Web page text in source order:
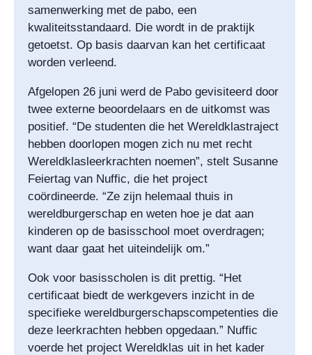
samenwerking met de pabo, een
kwaliteitsstandaard. Die wordt in de praktijk
getoetst. Op basis daarvan kan het certificaat
worden verleend.
Afgelopen 26 juni werd de Pabo gevisiteerd door
twee externe beoordelaars en de uitkomst was
positief. “De studenten die het Wereldklastraject
hebben doorlopen mogen zich nu met recht
Wereldklasleerkrachten noemen”, stelt Susanne
Feiertag van Nuffic, die het project
coördineerde. “Ze zijn helemaal thuis in
wereldburgerschap en weten hoe je dat aan
kinderen op de basisschool moet overdragen;
want daar gaat het uiteindelijk om.”
Ook voor basisscholen is dit prettig. “Het
certificaat biedt de werkgevers inzicht in de
specifieke wereldburgerschapscompetenties die
deze leerkrachten hebben opgedaan.” Nuffic
voerde het project Wereldklas uit in het kader